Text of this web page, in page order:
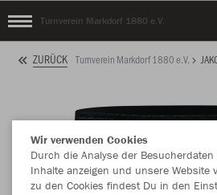
Turnverein Markdorf 1880 e.V.
ZURÜCK Turnverein Markdorf 1880 e.V.
Wir verwenden Cookies
Durch die Analyse der
Inhalte anzeigen und unsere Website
zu den Cookies findest Du in den